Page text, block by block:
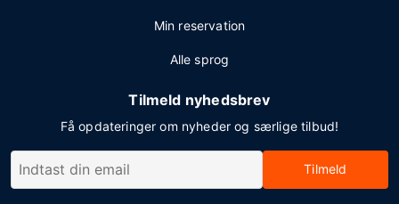
Min reservation
Alle sprog
Tilmeld nyhedsbrev
Få opdateringer om nyheder og særlige tilbud!
Tilmeld